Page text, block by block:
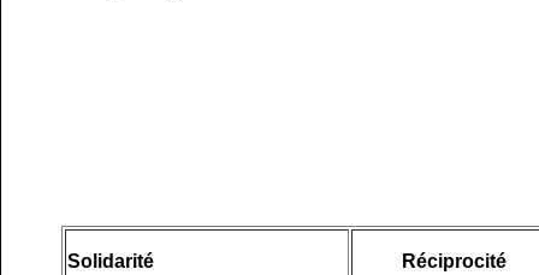
Solidarité Réciprocité